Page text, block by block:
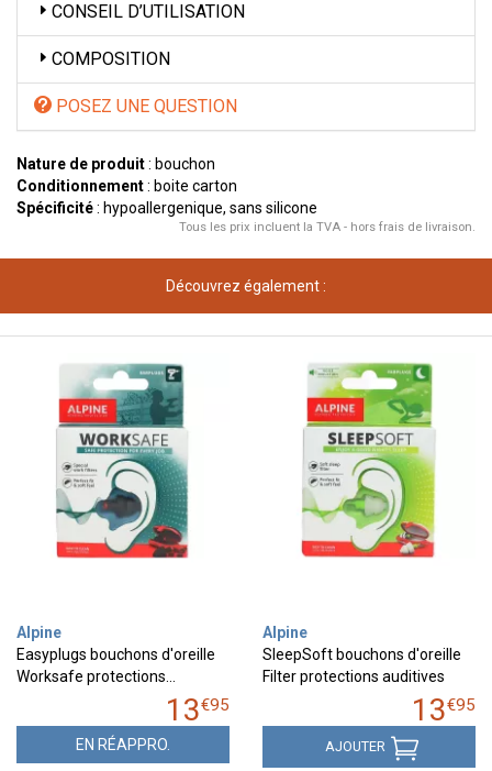
CONSEIL D’UTILISATION
COMPOSITION
POSEZ UNE QUESTION
Nature de produit: bouchon
Conditionnement: boite carton
Spécificité: hypoallergenique, sans silicone
Tous les prix incluent la TVA - hors frais de livraison.
Découvrez également :
Alpine
Easyplugs bouchons d'oreille
Worksafe protections…
13€95
EN RÉAPPRO.
Alpine
SleepSoft bouchons d'oreille
Filter protections auditives
13€95
AJOUTER